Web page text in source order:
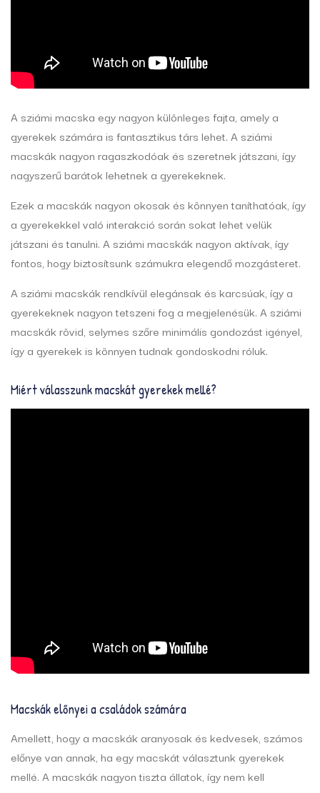
A sziámi macska egy nagyon különleges fajta, amely a
gyerekek számára is fantasztikus társ lehet. A sziámi
macskák nagyon ragaszkodóak és szeretnek játszani, így
nagyszerű barátok lehetnek a gyerekeknek.
Ezek a macskák nagyon okosak és könnyen taníthatóak, így
a gyerekekkel való interakció során sokat lehet velük
játszani és tanulni. A sziámi macskák nagyon aktívak, így
fontos, hogy biztosítsunk számukra elegendő mozgásteret.
A sziámi macskák rendkívül elegánsak és karcsúak, így a
gyerekeknek nagyon tetszeni fog a megjelenésük. A sziámi
macskák rövid, selymes szőre minimális gondozást igényel,
így a gyerekek is könnyen tudnak gondoskodni róluk.
Miért válasszunk macskát gyerekek mellé?
Macskák előnyei a családok számára
Amellett, hogy a macskák aranyosak és kedvesek, számos
előnye van annak, ha egy macskát választunk gyerekek
mellé. A macskák nagyon tiszta állatok, így nem kell